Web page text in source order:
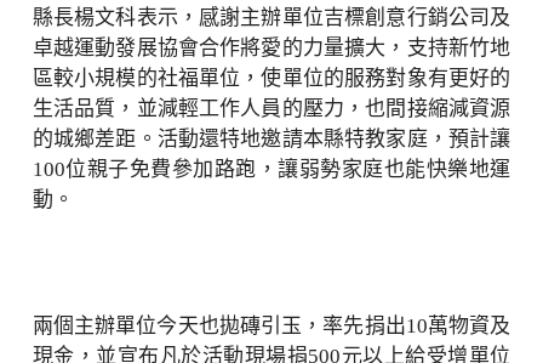
縣長楊文科表示，感謝主辦單位吉標創意行銷公司及
卓越運動發展協會合作將愛的力量擴大，支持新竹地
區較小規模的社福單位，使單位的服務對象有更好的
生活品質，並減輕工作人員的壓力，也間接縮減資源
的城鄉差距。活動還特地邀請本縣特教家庭，預計讓
100位親子免費參加路跑，讓弱勢家庭也能快樂地運
動。
兩個主辦單位今天也拋磚引玉，率先捐出10萬物資及
現金，並宣布凡於活動現場捐500元以上給受增單位